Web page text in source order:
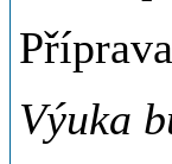
Výuka